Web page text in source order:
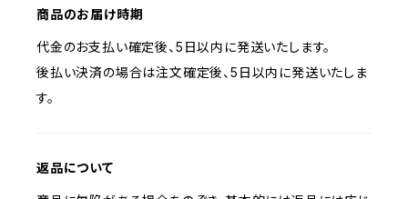
商品のお届け時期
代金のお支払い確定後、5日以内に発送いたします。
後払い決済の場合は注文確定後、5日以内に発送いたしま
す。
返品について